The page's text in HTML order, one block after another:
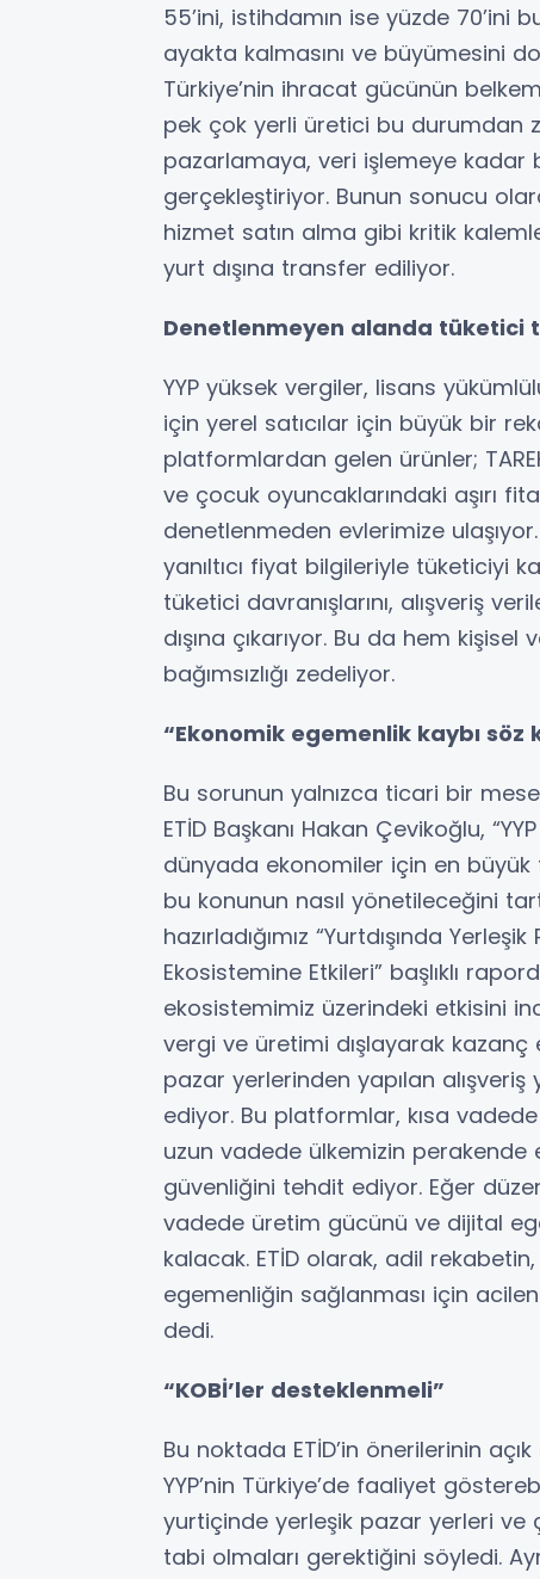
55’ini, istihdamın ise yüzde 70’ini
ayakta kalmasını ve büyümesini
Türkiye’nin ihracat gücünün
pek çok yerli üretici bu durumdan
pazarlamaya, veri işlemeye kadar
gerçekleştiriyor. Bunun sonucu
hizmet satın alma gibi kritik
yurt dışına transfer ediliyor.
Denetlenmeyen alanda tüketici
YYP yüksek vergiler, lisans
için yerel satıcılar için büyük bir
platformlardan gelen ürünler;
ve çocuk oyuncaklarındaki aşırı
denetlenmeden evlerimize
yanıltıcı fiyat bilgileriyle tüketiciyi
tüketici davranışlarını, alışveriş
dışına çıkarıyor. Bu da hem
bağımsızlığı zedeliyor.
“Ekonomik egemenlik kaybı söz
Bu sorunun yalnızca ticari bir
ETİD Başkanı Hakan Çevikoğlu,
dünyada ekonomiler için en büyük
bu konunun nasıl yönetileceğini
hazırladığımız “Yurtdışında
Ekosistemine Etkileri” başlıklı
ekosistemimiz üzerindeki etkisini
vergi ve üretimi dışlayarak kazanç
pazar yerlerinden yapılan alışveriş
ediyor. Bu platformlar, kısa
uzun vadede ülkemizin
güvenliğini tehdit ediyor. Eğer
vadede üretim gücünü ve dijital
kalacak. ETİD olarak, adil
egemenliğin sağlanması için
dedi.
“KOBİ’ler desteklenmeli”
Bu noktada ETİD’in önerilerinin
YYP’nin Türkiye’de faaliyet
yurtiçinde yerleşik pazar yerleri ve
tabi olmaları gerektiğini söyledi.